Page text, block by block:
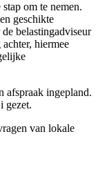
om te nemen.
geschikte
belastingadviseur
hiermee
afspraak ingepland.
gezet.
van lokale